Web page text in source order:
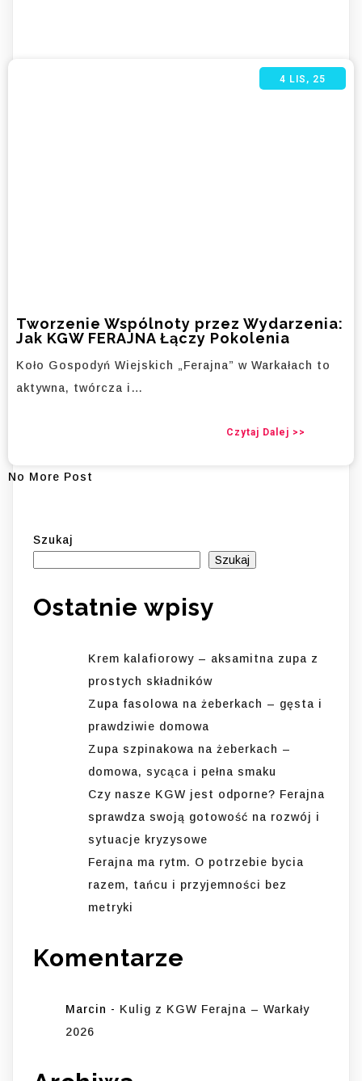
Tworzenie Wspólnoty przez Wydarzenia:
Jak KGW FERAJNA Łączy Pokolenia
4 LIS, 25
Koło Gospodyń Wiejskich „Ferajna” w Warkałach to
aktywna, twórcza i…
Czytaj Dalej >>
No More Post
Szukaj
Szukaj
Ostatnie wpisy
Krem kalafiorowy – aksamitna zupa z
prostych składników
Zupa fasolowa na żeberkach – gęsta i
prawdziwie domowa
Zupa szpinakowa na żeberkach –
domowa, sycąca i pełna smaku
Czy nasze KGW jest odporne? Ferajna
sprawdza swoją gotowość na rozwój i
sytuacje kryzysowe
Ferajna ma rytm. O potrzebie bycia
razem, tańcu i przyjemności bez
metryki
Komentarze
Marcin - Kulig z KGW Ferajna – Warkały
2026